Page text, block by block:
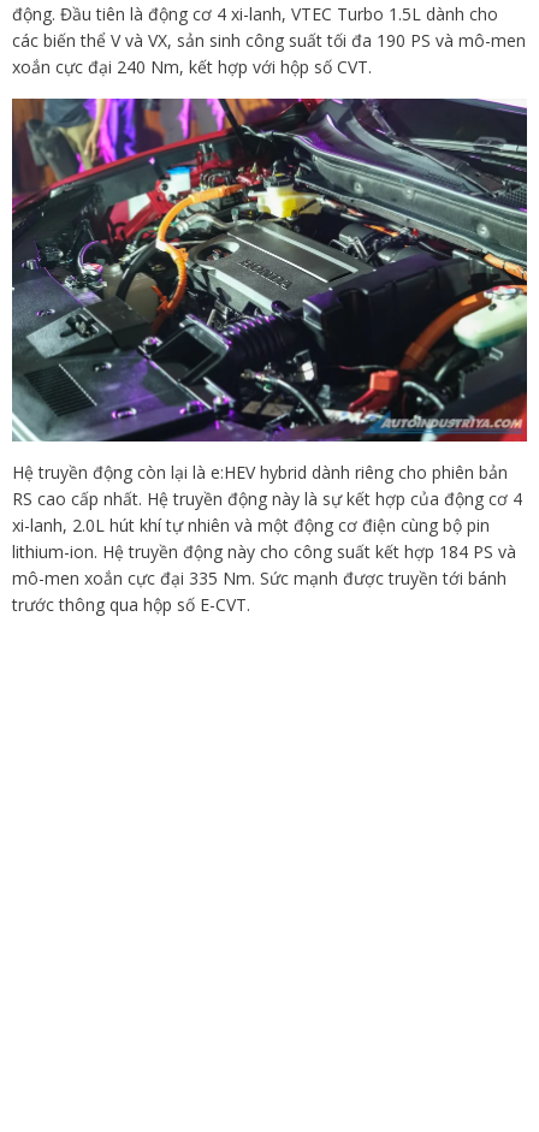
động. Đầu tiên là động cơ 4 xi-lanh, VTEC Turbo 1.5L dành cho
các biến thể V và VX, sản sinh công suất tối đa 190 PS và mô-men
xoắn cực đại 240 Nm, kết hợp với hộp số CVT.
Hệ truyền động còn lại là e:HEV hybrid dành riêng cho phiên bản
RS cao cấp nhất. Hệ truyền động này là sự kết hợp của động cơ 4
xi-lanh, 2.0L hút khí tự nhiên và một động cơ điện cùng bộ pin
lithium-ion. Hệ truyền động này cho công suất kết hợp 184 PS và
mô-men xoắn cực đại 335 Nm. Sức mạnh được truyền tới bánh
trước thông qua hộp số E-CVT.